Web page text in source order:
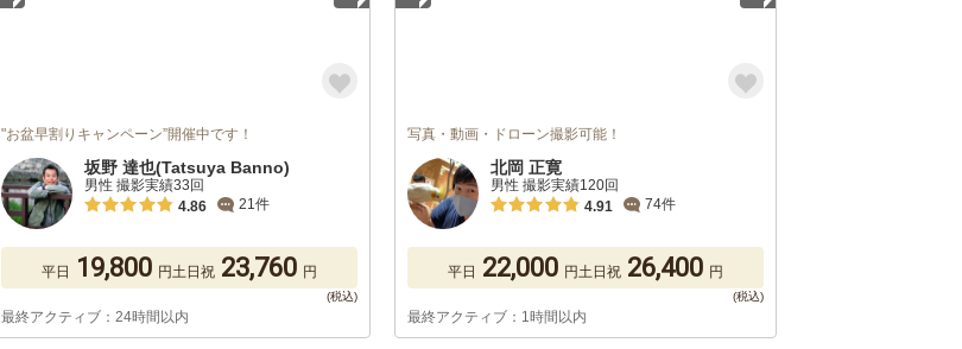
"お盆早割りキャンペーン”開催中です！
坂野 達也(Tatsuya Banno)
男性 撮影実績33回
4.86
21件
平日 19,800 円土日祝 23,760 円
最終アクティブ：24時間以内
写真・動画・ドローン撮影可能！
北岡 正寛
男性 撮影実績120回
4.91
74件
平日 22,000 円土日祝 26,400 円
最終アクティブ：1時間以内